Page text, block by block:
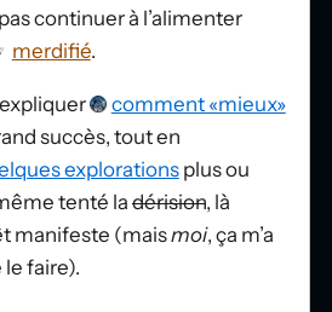
continuer à l’alimenter
merdifié.
comment «mieux»
succès, tout en
explorationsplus ou
tenté la dérision, là
manifeste (maismoi, ça m’a
faire).